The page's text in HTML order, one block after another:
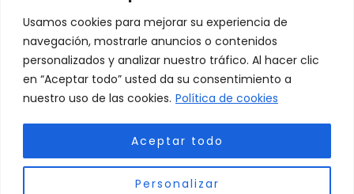
Usamos cookies para mejorar su experiencia de
navegación, mostrarle anuncios o contenidos
personalizados y analizar nuestro tráfico. Al hacer clic
en “Aceptar todo” usted da su consentimiento a
nuestro uso de las cookies. Política de cookies
Personalizar
Aceptar todo
Aviso Legal y Política de privacidad